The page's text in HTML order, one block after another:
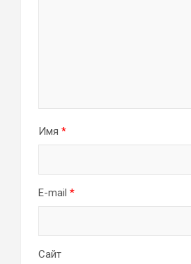
Имя *
E-mail *
Сайт